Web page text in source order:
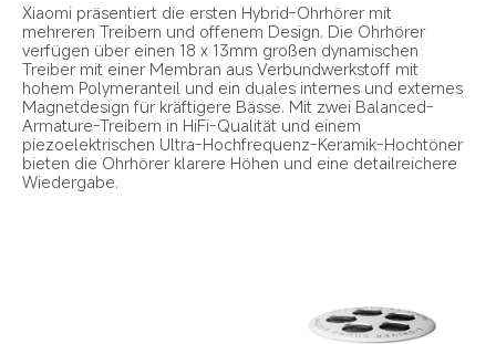
Xiaomi präsentiert die ersten Hybrid-Ohrhörer mit
mehreren Treibern und offenem Design. Die Ohrhörer
verfügen über einen 18 x 13mm großen dynamischen
Treiber mit einer Membran aus Verbundwerkstoff mit
hohem Polymeranteil und ein duales internes und externes
Magnetdesign für kräftigere Bässe. Mit zwei Balanced-
Armature-Treibern in HiFi-Qualität und einem
piezoelektrischen Ultra-Hochfrequenz-Keramik-Hochtöner
bieten die Ohrhörer klarere Höhen und eine detailreichere
Wiedergabe.